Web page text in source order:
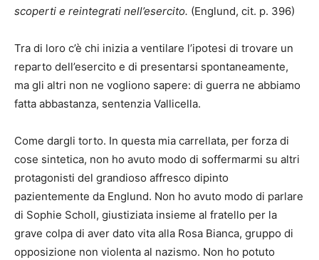
scoperti e reintegrati nell’esercito. (Englund, cit. p. 396)
Tra di loro c’è chi inizia a ventilare l’ipotesi di trovare un
reparto dell’esercito e di presentarsi spontaneamente,
ma gli altri non ne vogliono sapere: di guerra ne abbiamo
fatta abbastanza, sentenzia Vallicella.
Come dargli torto. In questa mia carrellata, per forza di
cose sintetica, non ho avuto modo di soffermarmi su altri
protagonisti del grandioso affresco dipinto
pazientemente da Englund. Non ho avuto modo di parlare
di Sophie Scholl, giustiziata insieme al fratello per la
grave colpa di aver dato vita alla Rosa Bianca, gruppo di
opposizione non violenta al nazismo. Non ho potuto